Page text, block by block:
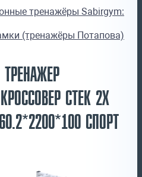
тренажёры Sabirgym:
(тренажёры Потапова)
СТЕК 2Х
СПОРТ